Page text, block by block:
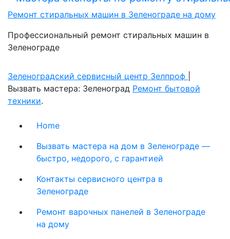
Ремонт стиральных машин в Зеленограде на дому
Профессиональный ремонт стиральных машин в
Зеленограде
Зеленоградский сервисный центр Зелпроф
Вызвать мастера: Зеленоград Ремонт бытовой
техники.
Home
Вызвать мастера на дом в Зеленограде —
быстро, недорого, с гарантией
Контакты сервисного центра в
Зеленограде
Ремонт варочных панелей в Зеленограде
на дому